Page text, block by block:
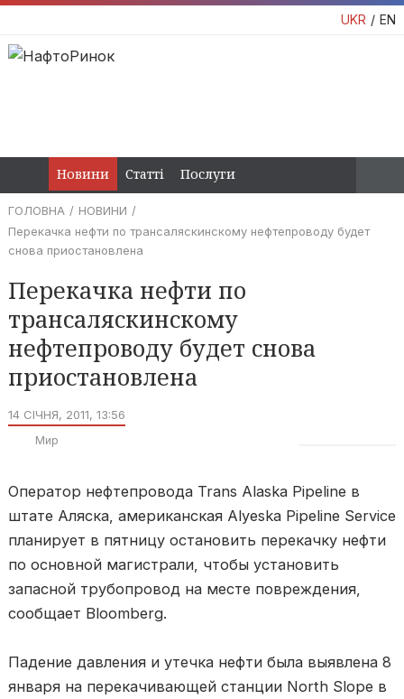
UKR EN
Новини Статті Послуги
ГОЛОВНА
НОВИНИ
Перекачка нефти по трансаляскинскому нефтепроводу будет
снова приостановлена
Перекачка нефти по
трансаляскинскому
нефтепроводу будет снова
приостановлена
14 СІЧНЯ, 2011, 13:56
Мир
Оператор нефтепровода Trans Alaska Pipeline в
штате Аляска, американская Alyeska Pipeline Service
планирует в пятницу остановить перекачку нефти
по основной магистрали, чтобы установить
запасной трубопровод на месте повреждения,
сообщает Bloomberg.
Падение давления и утечка нефти была выявлена 8
января на перекачивающей станции North Slope в